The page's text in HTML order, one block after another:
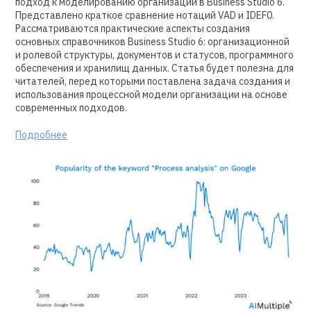
Представлено краткое сравнение нотаций VAD и IDEF0.
Рассматриваются практические аспекты создания
основных справочников Business Studio 6: организационной
и ролевой структуры, документов и статусов, программного
обеспечения и хранилищ данных. Статья будет полезна для
читателей, перед которыми поставлена задача создания и
использования процессной модели организации на основе
современных подходов.
Подробнее